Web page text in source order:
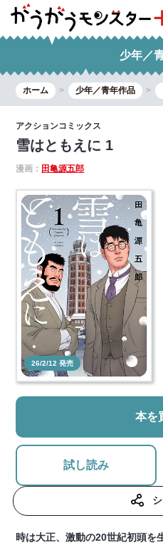
少年／
ホーム 少年／青年作品
アクションコミックス
雪はともえに 1
漫画： 田亀源五郎
26/2/12 発売
本を
試し読み
時は大正、激動の20世紀初頭を